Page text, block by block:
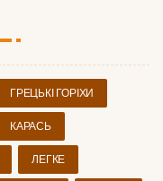
ГРЕЦЬКІ ГОРІХИ
КАРАСЬ
ЛЕГКЕ